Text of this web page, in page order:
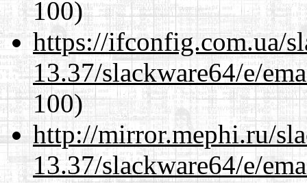
100)
https://ifconfig.com.ua/
13.37/slackware64/e/
100)
http://mirror.mephi.ru/
13.37/slackware64/e/